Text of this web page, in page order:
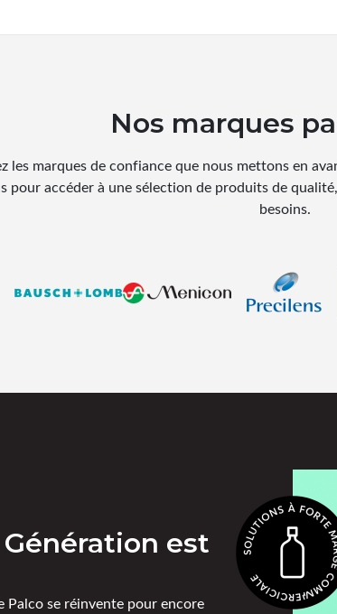
Nos marques
les marques de confiance que nous mettons en
pour accéder à une sélection de produits de
besoins.
est
se réinvente pour encore